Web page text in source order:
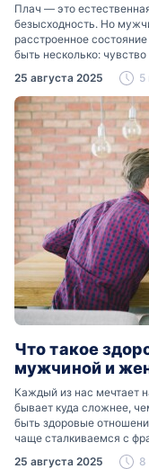
Плач — это
безысходность. Но
расстроенное
быть несколько:
Разобраться, почему
психологов…
25 августа 2025 5
Что такое
мужчиной и
Каждый из нас мечтает
бывает куда сложнее,
быть здоровые
чаще сталкиваемся с
отношения». Что
25 августа 2025 8